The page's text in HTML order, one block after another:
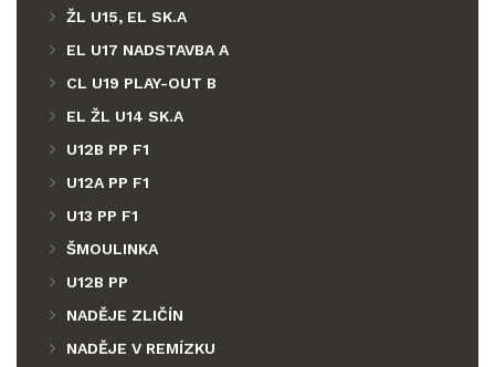
ŽL U15, EL SK.A
EL U17 NADSTAVBA A
CL U19 PLAY-OUT B
EL ŽL U14 SK.A
U12B PP F1
U12A PP F1
U13 PP F1
ŠMOULINKA
U12B PP
NADĚJE ZLIČÍN
NADĚJE V REMÍZKU